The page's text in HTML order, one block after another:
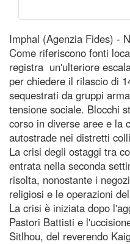
Imphal (Agenzia Fides) -
Come riferiscono fonti
registra un'ulteriore
per chiedere il rilascio di
sequestrati da gruppi
tensione sociale. Blocchi
corso in diverse aree e la
autostrade nei distretti
La crisi degli ostaggi tra
entrata nella seconda
risolta, nonostante i
religiosi e le operazioni
La crisi è iniziata dopo
Pastori Battisti e
Sitlhou, del reverendo